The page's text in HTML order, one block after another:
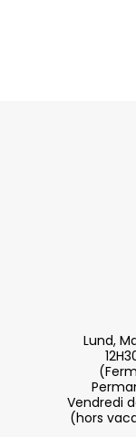
Lund,
Vendredi
(hors